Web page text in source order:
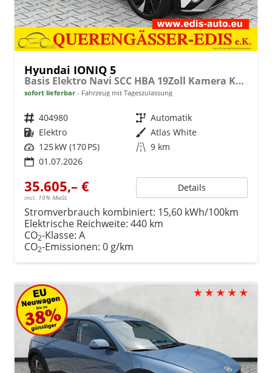
Hyundai IONIQ 5
Basis Elektro Navi SCC HBA 19Zoll Kamera Keyless
sofort lieferbar Fahrzeug mit Tageszulassung
Fahrzeugnr. 404980 Getriebe Automatik
Kraftstoff Elektro Außenfarbe Atlas White
Leistung 125 kW (170 PS) Kilometerstand 9 km
01.07.2026
35.605,– €
incl. 19% MwSt.
Details
Stromverbrauch kombiniert: 15,60 kWh/100km
Elektrische Reichweite: 440 km
CO2-Klasse: A
CO2-Emissionen: 0 g/km